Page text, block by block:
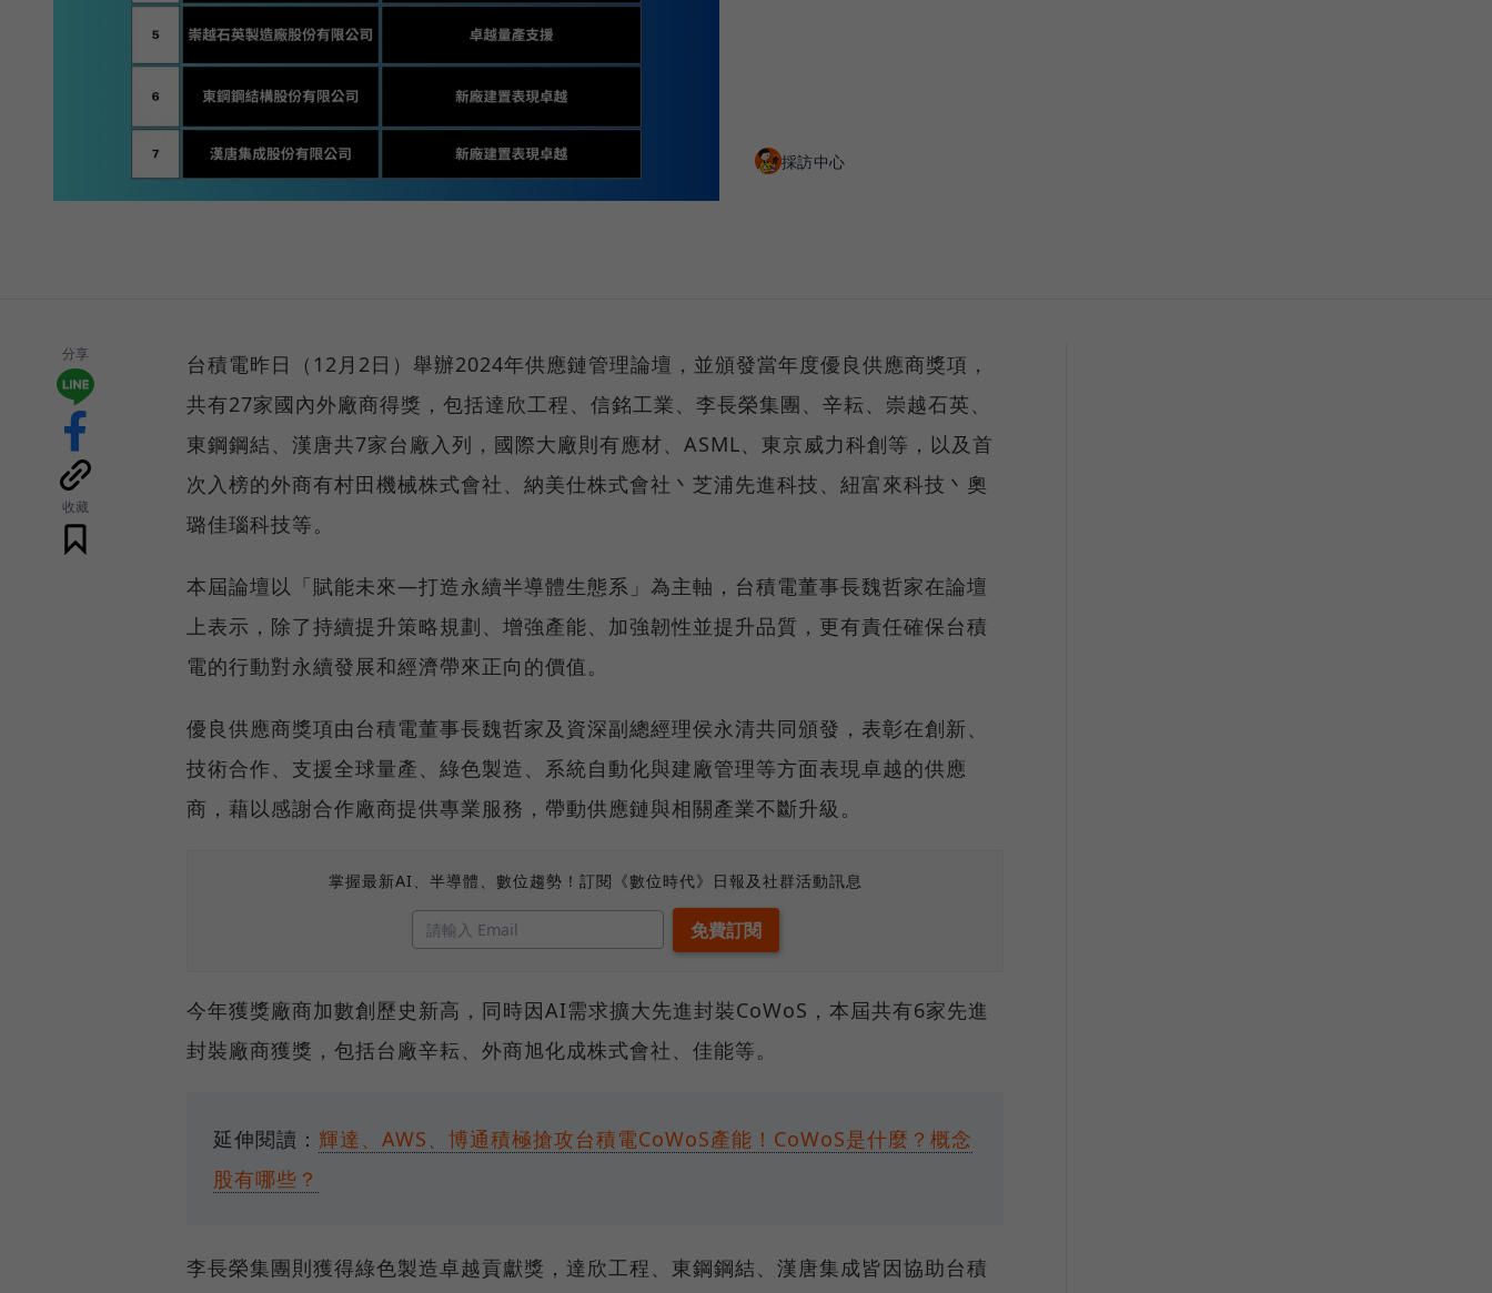
採訪中心
分享
收藏
台積電昨日（12月2日）舉辦2024年供應鏈管理論壇，並頒發當年度優良供應商獎項，
共有27家國內外廠商得獎，包括達欣工程、信銘工業、李長榮集團、辛耘、崇越石英、
東鋼鋼結、漢唐共7家台廠入列，國際大廠則有應材、ASML、東京威力科創等，以及首
次入榜的外商有村田機械株式會社、納美仕株式會社丶芝浦先進科技、紐富來科技丶奧
璐佳瑙科技等。
本屆論壇以「賦能未來—打造永續半導體生態系」為主軸，台積電董事長魏哲家在論壇
上表示，除了持續提升策略規劃、增強產能、加強韌性並提升品質，更有責任確保台積
電的行動對永續發展和經濟帶來正向的價值。
優良供應商獎項由台積電董事長魏哲家及資深副總經理侯永清共同頒發，表彰在創新、
技術合作、支援全球量產、綠色製造、系統自動化與建廠管理等方面表現卓越的供應
商，藉以感謝合作廠商提供專業服務，帶動供應鏈與相關產業不斷升級。
掌握最新AI、半導體、數位趨勢！訂閱《數位時代》日報及社群活動訊息
今年獲獎廠商加數創歷史新高，同時因AI需求擴大先進封裝CoWoS，本屆共有6家先進
封裝廠商獲獎，包括台廠辛耘、外商旭化成株式會社、佳能等。
延伸閱讀： 輝達、AWS、博通積極搶攻台積電CoWoS產能！CoWoS是什麼？概念
股有哪些？
李長榮集團則獲得綠色製造卓越貢獻獎，達欣工程、東鋼鋼結、漢唐集成皆因協助台積